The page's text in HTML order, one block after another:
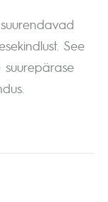
See